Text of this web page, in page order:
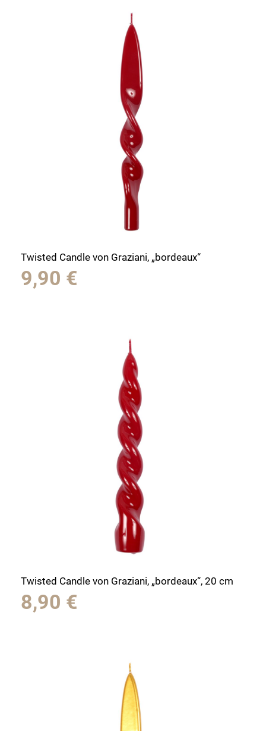
Twisted Candle von Graziani, „bordeaux“
9,90 €
Twisted Candle von Graziani, „bordeaux“, 20 cm
8,90 €